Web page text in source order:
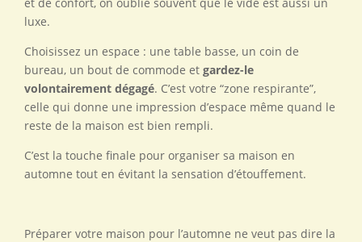
luxe.
Choisissez un espace : une table basse, un coin de
bureau, un bout de commode et gardez-le
volontairement dégagé. C’est votre “zone respirante”,
celle qui donne une impression d’espace même quand le
reste de la maison est bien rempli.
C’est la touche finale pour organiser sa maison en
automne tout en évitant la sensation d’étouffement.
Préparer votre maison pour l’automne ne veut pas dire la